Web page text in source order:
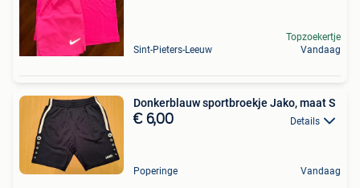
Sint-Pieters-Leeuw
Topzoekertje
Vandaag
Donkerblauw sportbroekje Jako, maat S
€ 6,00 Details
Poperinge Vandaag